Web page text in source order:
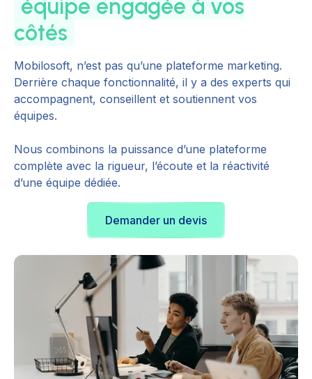
équipe engagée à vos
côtés
Mobilosoft, n’est pas qu’une plateforme marketing.
Derrière chaque fonctionnalité, il y a des experts qui
accompagnent, conseillent et soutiennent vos
équipes.
Nous combinons la puissance d’une plateforme
complète avec la rigueur, l’écoute et la réactivité
d’une équipe dédiée.
Demander un devis